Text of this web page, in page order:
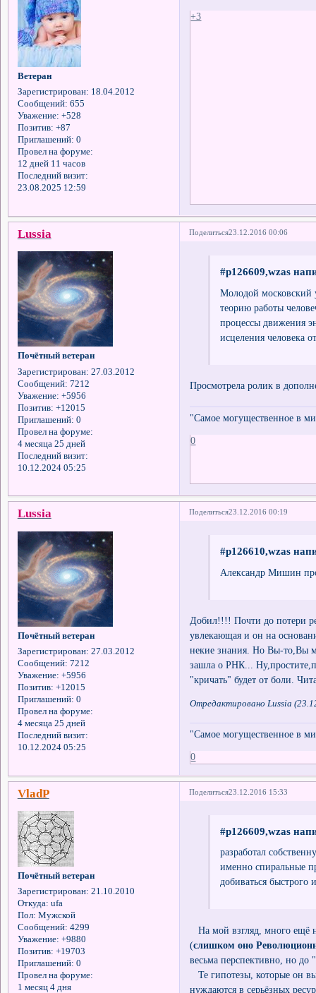
Ветеран
Зарегистрирован: 18.04.2012
Сообщений: 655
Уважение: +528
Позитив: +87
Приглашений: 0
Провел на форуме:
12 дней 11 часов
Последний визит:
23.08.2025 12:59
+3
Поделиться23.12.2016 00:06
Lussia
Почётный ветеран
Зарегистрирован: 27.03.2012
Сообщений: 7212
Уважение: +5956
Позитив: +12015
Приглашений: 0
Провел на форуме:
4 месяца 25 дней
Последний визит:
10.12.2024 05:25
#p126609,wzas
Молодой московский
теорию работы
процессы движения
исцеления человека
Просмотрела ролик в
"Самое могущественное в
0
Поделиться23.12.2016 00:19
Lussia
Почётный ветеран
Зарегистрирован: 27.03.2012
Сообщений: 7212
Уважение: +5956
Позитив: +12015
Приглашений: 0
Провел на форуме:
4 месяца 25 дней
Последний визит:
10.12.2024 05:25
#p126610,wzas
Александр Мишин
Добил!!!! Почти до потери
увлекающая и он на
некие знания. Но Вы-то,Вы
зашла о РНК...
"кричать" будет от боли.
Отредактировано Lussia
"Самое могущественное в
0
Поделиться23.12.2016 15:33
VladP
Почётный ветеран
Зарегистрирован: 21.10.2010
Откуда: ufa
Пол: Мужской
Сообщений: 4299
Уважение: +9880
Позитив: +19703
Приглашений: 0
Провел на форуме:
1 месяц 4 дня
#p126609,wzas
разработал
именно спиральные
добиваться быстрого
На мой взгляд, много ещё
(слишком оно
весьма перспективно, но
Те гипотезы, которые он
нуждаются в серьёзных